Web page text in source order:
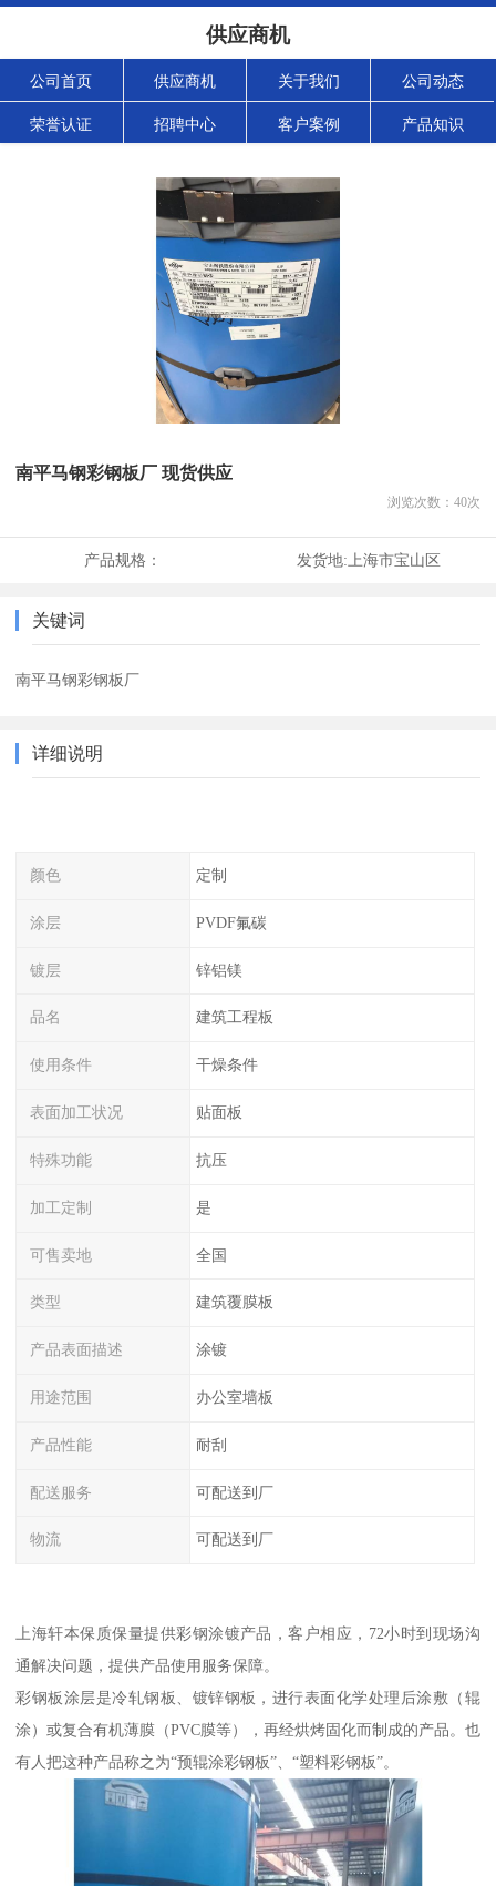
供应商机
公司首页 供应商机 关于我们 公司动态
荣誉认证 招聘中心 客户案例 产品知识
南平马钢彩钢板厂 现货供应
浏览次数： 40次
产品规格： 发货地: 上海市宝山区
关键词
南平马钢彩钢板厂
详细说明
颜色 定制
涂层 PVDF氟碳
镀层 锌铝镁
品名 建筑工程板
使用条件 干燥条件
表面加工状况 贴面板
特殊功能 抗压
加工定制 是
可售卖地 全国
类型 建筑覆膜板
产品表面描述 涂镀
用途范围 办公室墙板
产品性能 耐刮
配送服务 可配送到厂
物流 可配送到厂
上海轩本保质保量提供彩钢涂镀产品，客户相应，72小时到现场沟
通解决问题，提供产品使用服务保障。
彩钢板涂层是冷轧钢板、镀锌钢板，进行表面化学处理后涂敷（辊
涂）或复合有机薄膜（PVC膜等），再经烘烤固化而制成的产品。也
有人把这种产品称之为“预辊涂彩钢板”、“塑料彩钢板”。